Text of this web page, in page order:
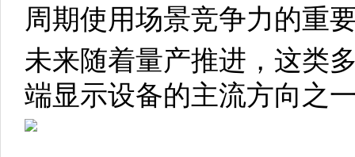
周期使用场景竞争力的重
未来随着量产推进，这类
端显示设备的主流方向之